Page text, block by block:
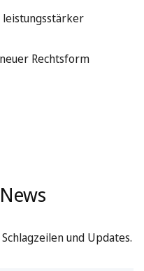
leistungsstärker
Rechtsform
und Updates.